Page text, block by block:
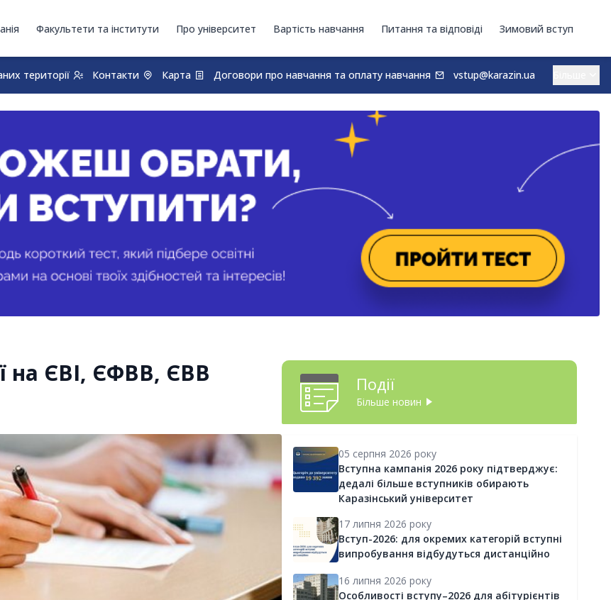
Факультети та інститути Про університет Вартість навчання Питання та відповіді Зимовий вступ
території Контакти Карта Договори про навчання та оплату навчання
vstup@karazin.ua
на ЄВІ, ЄФВВ, ЄВВ Події
Більше новин
05 серпня 2026 року
Вступна кампанія 2026 року підтверджує:
дедалі більше вступників обирають
Каразінський університет
17 липня 2026 року
Вступ-2026: для окремих категорій вступні
випробування відбудуться дистанційно
16 липня 2026 року
Особливості вступу–2026 для абітурієнтів